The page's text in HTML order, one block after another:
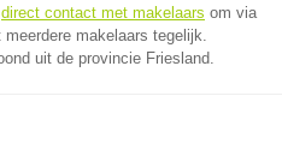
direct contact met makelaars om via
makelaars tegelijk.
uit de provincie Friesland.